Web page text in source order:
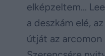
elképzeltem…
a deszkám elé,
útját az arcomon